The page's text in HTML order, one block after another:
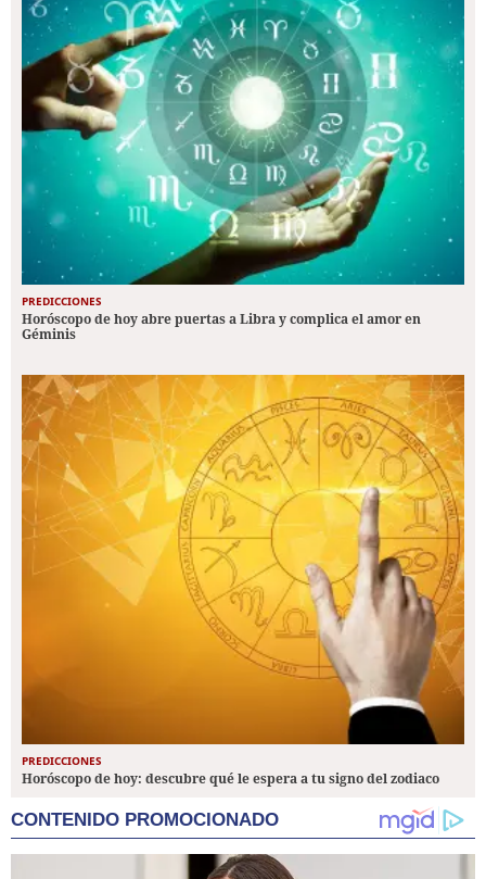
PREDICCIONES
Horóscopo de hoy abre puertas a Libra y complica el amor en
Géminis
PREDICCIONES
Horóscopo de hoy: descubre qué le espera a tu signo del zodiaco
CONTENIDO PROMOCIONADO